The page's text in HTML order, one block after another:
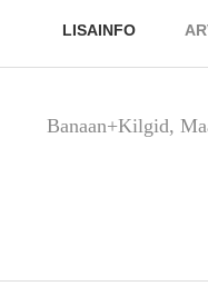
LISAINFO
Banaan+Kilgid,